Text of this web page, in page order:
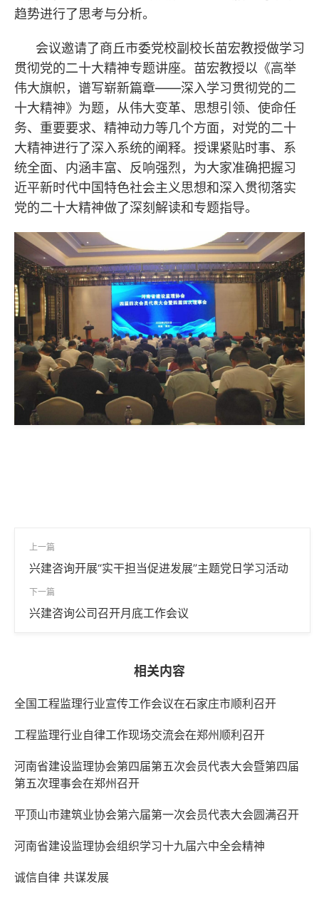
趋势进行了思考与分析。
会议邀请了商丘市委党校副校长苗宏教授做学习
贯彻党的二十大精神专题讲座。苗宏教授以《高举
伟大旗帜，谱写崭新篇章——深入学习贯彻党的二
十大精神》为题，从伟大变革、思想引领、使命任
务、重要要求、精神动力等几个方面，对党的二十
大精神进行了深入系统的阐释。授课紧贴时事、系
统全面、内涵丰富、反响强烈，为大家准确把握习
近平新时代中国特色社会主义思想和深入贯彻落实
党的二十大精神做了深刻解读和专题指导。
上一篇
兴建咨询开展“实干担当促进发展”主题党日学习活动
下一篇
兴建咨询公司召开月底工作会议
相关内容
全国工程监理行业宣传工作会议在石家庄市顺利召开
工程监理行业自律工作现场交流会在郑州顺利召开
河南省建设监理协会第四届第五次会员代表大会暨第四届
第五次理事会在郑州召开
平顶山市建筑业协会第六届第一次会员代表大会圆满召开
河南省建设监理协会组织学习十九届六中全会精神
诚信自律 共谋发展